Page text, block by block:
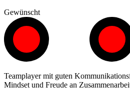
Gewünscht
Teamplayer mit guten
Mindset und Freude an